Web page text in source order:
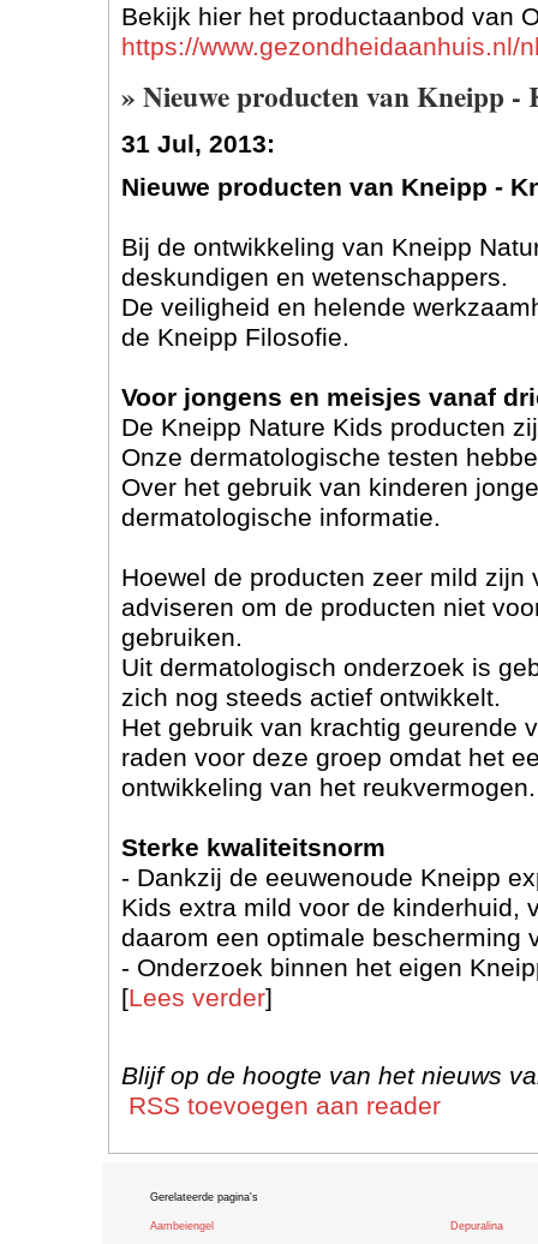
Bekijk hier het productaanbod van
https://www.gezondheidaanhuis.nl/
» Nieuwe producten van Kneipp
31 Jul, 2013:
Nieuwe producten van Kneipp -
Bij de ontwikkeling van Kneipp
deskundigen en wetenschappers.
De veiligheid en helende
de Kneipp Filosofie.
Voor jongens en meisjes vanaf
De Kneipp Nature Kids producten
Onze dermatologische testen
Over het gebruik van kinderen
dermatologische informatie.
Hoewel de producten zeer mild
adviseren om de producten niet
gebruiken.
Uit dermatologisch onderzoek is
zich nog steeds actief ontwikkelt.
Het gebruik van krachtig geurende
raden voor deze groep omdat het
ontwikkeling van het reukvermogen.
Sterke kwaliteitsnorm
- Dankzij de eeuwenoude Kneipp
Kids extra mild voor de kinderhuid,
daarom een optimale bescherming
- Onderzoek binnen het eigen
[Lees verder]
Blijf op de hoogte van het nieuws
RSS toevoegen aan reader
Gerelateerde pagina's
Aambeiengel
Depuralina